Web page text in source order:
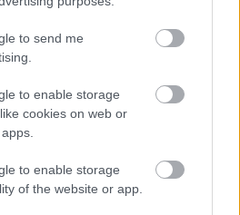
to send me
to enable storage
cookies on web or
to enable storage
of the website or app.
προσθέσεις το σχόλιο
να συνδεθείς
Σύνδεση